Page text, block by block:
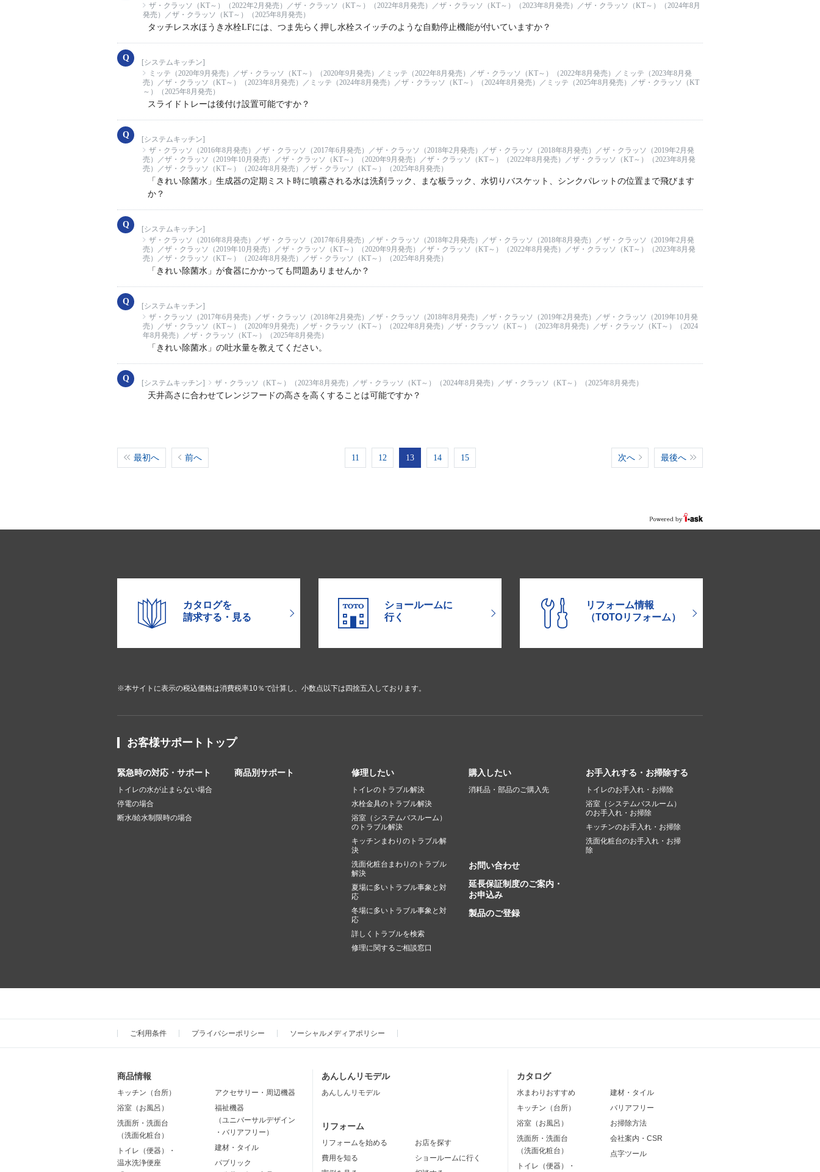
ザ・クラッソ（KT～）（2022年2月発売）／ザ・クラッソ（KT～）（2022年8月発売）／ザ・クラッソ（KT～）（2023年8月発売）／ザ・クラッソ（KT～）（2024年8月
発売）／ザ・クラッソ（KT～）（2025年8月発売）
タッチレス水ほうき水栓LFには、つま先らく押し水栓スイッチのような自動停止機能が付いていますか？
[システムキッチン]
ミッテ（2020年9月発売）／ザ・クラッソ（KT～）（2020年9月発売）／ミッテ（2022年8月発売）／ザ・クラッソ（KT～）（2022年8月発売）／ミッテ（2023年8月発
売）／ザ・クラッソ（KT～）（2023年8月発売）／ミッテ（2024年8月発売）／ザ・クラッソ（KT～）（2024年8月発売）／ミッテ（2025年8月発売）／ザ・クラッソ（KT
～）（2025年8月発売）
スライドトレーは後付け設置可能ですか？
[システムキッチン]
ザ・クラッソ（2016年8月発売）／ザ・クラッソ（2017年6月発売）／ザ・クラッソ（2018年2月発売）／ザ・クラッソ（2018年8月発売）／ザ・クラッソ（2019年2月発
売）／ザ・クラッソ（2019年10月発売）／ザ・クラッソ（KT～）（2020年9月発売）／ザ・クラッソ（KT～）（2022年8月発売）／ザ・クラッソ（KT～）（2023年8月発
売）／ザ・クラッソ（KT～）（2024年8月発売）／ザ・クラッソ（KT～）（2025年8月発売）
「きれい除菌水」生成器の定期ミスト時に噴霧される水は洗剤ラック、まな板ラック、水切りバスケット、シンクパレットの位置まで飛びます
か？
[システムキッチン]
ザ・クラッソ（2016年8月発売）／ザ・クラッソ（2017年6月発売）／ザ・クラッソ（2018年2月発売）／ザ・クラッソ（2018年8月発売）／ザ・クラッソ（2019年2月発
売）／ザ・クラッソ（2019年10月発売）／ザ・クラッソ（KT～）（2020年9月発売）／ザ・クラッソ（KT～）（2022年8月発売）／ザ・クラッソ（KT～）（2023年8月発
売）／ザ・クラッソ（KT～）（2024年8月発売）／ザ・クラッソ（KT～）（2025年8月発売）
「きれい除菌水」が食器にかかっても問題ありませんか？
[システムキッチン]
ザ・クラッソ（2017年6月発売）／ザ・クラッソ（2018年2月発売）／ザ・クラッソ（2018年8月発売）／ザ・クラッソ（2019年2月発売）／ザ・クラッソ（2019年10月発
売）／ザ・クラッソ（KT～）（2020年9月発売）／ザ・クラッソ（KT～）（2022年8月発売）／ザ・クラッソ（KT～）（2023年8月発売）／ザ・クラッソ（KT～）（2024
年8月発売）／ザ・クラッソ（KT～）（2025年8月発売）
「きれい除菌水」の吐水量を教えてください。
[システムキッチン] ザ・クラッソ（KT～）（2023年8月発売）／ザ・クラッソ（KT～）（2024年8月発売）／ザ・クラッソ（KT～）（2025年8月発売）
天井高さに合わせてレンジフードの高さを高くすることは可能ですか？
最初へ 前へ 11 12 13 14 15 次へ 最後へ
カタログを
請求する・見る
ショールームに
行く
リフォーム情報
（TOTOリフォーム）
※本サイトに表示の税込価格は消費税率10％で計算し、小数点以下は四捨五入しております。
お客様サポートトップ
緊急時の対応・サポート
トイレの水が止まらない場合
停電の場合
断水/給水制限時の場合
商品別サポート 修理したい
トイレのトラブル解決
水栓金具のトラブル解決
浴室（システムバスルーム）
のトラブル解決
キッチンまわりのトラブル解
決
洗面化粧台まわりのトラブル
解決
夏場に多いトラブル事象と対
応
冬場に多いトラブル事象と対
応
詳しくトラブルを検索
修理に関するご相談窓口
購入したい
消耗品・部品のご購入先
お手入れする・お掃除する
トイレのお手入れ・お掃除
浴室（システムバスルーム）
のお手入れ・お掃除
キッチンのお手入れ・お掃除
洗面化粧台のお手入れ・お掃
除
お問い合わせ
延長保証制度のご案内・
お申込み
製品のご登録
ご利用条件 プライバシーポリシー ソーシャルメディアポリシー
商品情報
キッチン（台所）
浴室（お風呂）
洗面所・洗面台
（洗面化粧台）
トイレ（便器）・
温水洗浄便座
アクセサリー・周辺機器
福祉機器
（ユニバーサルデザイン
・バリアフリー）
建材・タイル
パブリック
あんしんリモデル
あんしんリモデル
リフォーム
リフォームを始める
費用を知る
お店を探す
ショールームに行く
カタログ
水まわりおすすめ
キッチン（台所）
浴室（お風呂）
洗面所・洗面台
（洗面化粧台）
トイレ（便器）・
建材・タイル
バリアフリー
お掃除方法
会社案内・CSR
点字ツール